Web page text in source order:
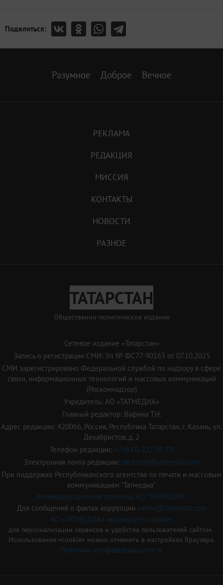
Поделиться:
Разумное Доброе Вечное
РЕКЛАМА
РЕДАКЦИЯ
МИССИЯ
КОНТАКТЫ
НОВОСТИ
РАЗНОЕ
ТАТАРСТАН
Общественно-политическое издание
Сетевое издание «Татарстан»
Запись о регистрации СМИ: Эл № ФС77-90163 от 07.10.2025
СМИ зарегистрировано Федеральной службой по надзору в сфере
связи, информационных технологий и массовых коммуникаций
(Роскомнадзор)
Учредитель: АО «ТАТМЕДИА»
Главный редактор: Вафина Т.Н.
Адрес редакции: 420066, Россия, Республика Татарстан, г. Казань, ул.
Декабристов, д. 2
Телефон редакции: +7 (843) 222 09 79
Электронная почта редакции: tatarstan@tatmedia.com
При поддержке Республиканского агентства по печати и массовым
коммуникациям "Татмедиа"
Антикоррупционная политика АО "ТАТМЕДИА"
Для сообщений о фактах коррупции vafina@tatmedia.com
АО «ТАТМЕДИА» использует «cookie»
для персонализации сервисов и удобства пользователей сайтом.
Использование «cookie» можно отменить в настройках браузера.
Политика конфиденциальности